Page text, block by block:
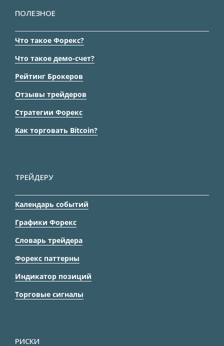
ПОЛЕЗНОЕ
Что такое Форекс?
Что такое демо-счет?
Рейтинг Брокеров
Отзывы трейдеров
Стратегии Форекс
Как торговать Bitcoin?
ТРЕЙДЕРУ
Календарь событий
Графики Форекс
Словарь трейдера
Форекс паттерны
Индикатор позиций
Торговые сигналы
РИСКИ